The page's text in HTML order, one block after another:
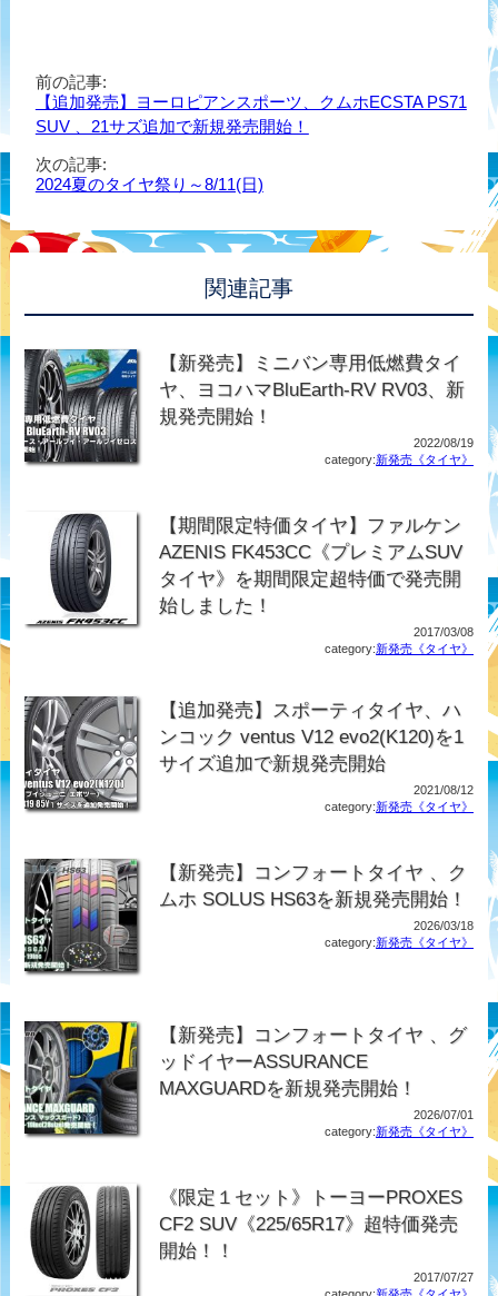
前の記事:
【追加発売】ヨーロピアンスポーツ、クムホECSTA PS71
SUV 、21サズ追加で新規発売開始！
次の記事:
2024夏のタイヤ祭り～8/11(日)
関連記事
【新発売】ミニバン専用低燃費タイ
ヤ、ヨコハマBluEarth-RV RV03、新
規発売開始！
2022/08/19
category:新発売《タイヤ》
【期間限定特価タイヤ】ファルケン
AZENIS FK453CC《プレミアムSUV
タイヤ》を期間限定超特価で発売開
始しました！
2017/03/08
category:新発売《タイヤ》
【追加発売】スポーティタイヤ、ハ
ンコック ventus V12 evo2(K120)を1
サイズ追加で新規発売開始
2021/08/12
category:新発売《タイヤ》
【新発売】コンフォートタイヤ 、ク
ムホ SOLUS HS63を新規発売開始！
2026/03/18
category:新発売《タイヤ》
【新発売】コンフォートタイヤ 、グ
ッドイヤーASSURANCE
MAXGUARDを新規発売開始！
2026/07/01
category:新発売《タイヤ》
《限定１セット》トーヨーPROXES
CF2 SUV《225/65R17》超特価発売
開始！！
2017/07/27